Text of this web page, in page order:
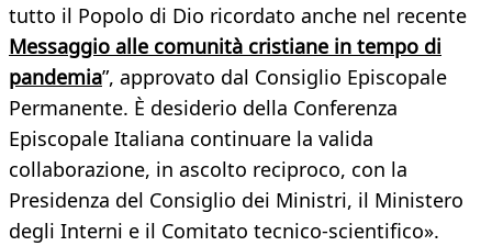
tutto il Popolo di Dio ricordato anche nel recente
Messaggio alle comunità cristiane in tempo di
pandemia”, approvato dal Consiglio Episcopale
Permanente. È desiderio della Conferenza
Episcopale Italiana continuare la valida
collaborazione, in ascolto reciproco, con la
Presidenza del Consiglio dei Ministri, il Ministero
degli Interni e il Comitato tecnico-scientifico».